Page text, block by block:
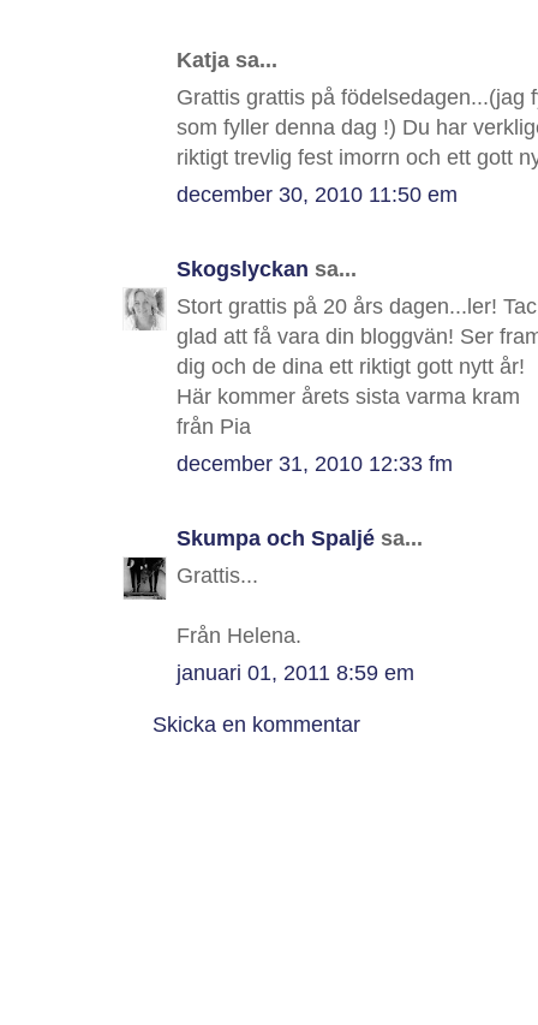
Katja sa...
Grattis grattis på födelsedagen...(jag
som fyller denna dag !) Du har
riktigt trevlig fest imorrn och ett gott
december 30, 2010 11:50 em
Skogslyckan sa...
Stort grattis på 20 års dagen...ler!
glad att få vara din bloggvän! Ser
dig och de dina ett riktigt gott nytt år!
Här kommer årets sista varma kram
från Pia
december 31, 2010 12:33 fm
Skumpa och Spaljé sa...
Grattis...
Från Helena.
januari 01, 2011 8:59 em
Skicka en kommentar